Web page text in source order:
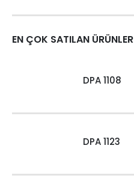
EN ÇOK SATILAN ÜRÜNLER
DPA 1108
DPA 1123